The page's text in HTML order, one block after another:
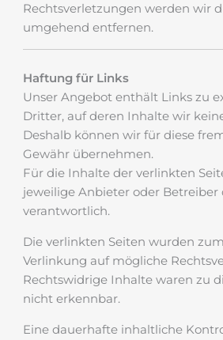
Rechtsverletzungen werden wir
umgehend entfernen.
Haftung für Links
Unser Angebot enthält Links zu
Dritter, auf deren Inhalte wir
Deshalb können wir für diese
Gewähr übernehmen.
Für die Inhalte der verlinkten
jeweilige Anbieter oder Betreiber
verantwortlich.
Die verlinkten Seiten wurden
Verlinkung auf mögliche
Rechtswidrige Inhalte waren zu
nicht erkennbar.
Eine dauerhafte inhaltliche